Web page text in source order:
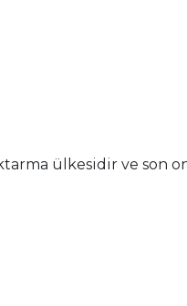
ülkesidir ve son